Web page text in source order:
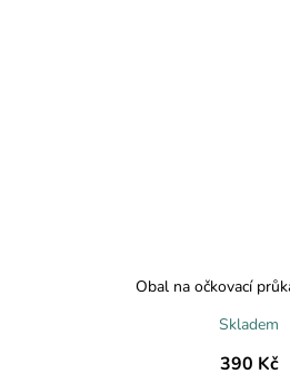
Obal na očkovací
Skladem
390 Kč